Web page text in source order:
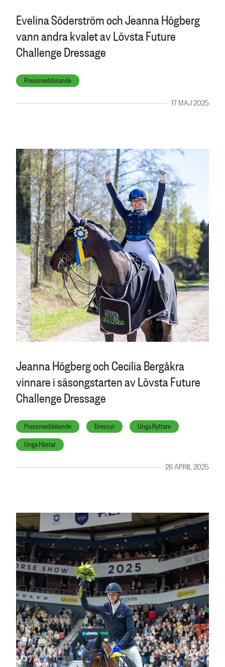
Evelina Söderström och Jeanna Högberg
vann andra kvalet av Lövsta Future
Challenge Dressage
Pressmeddelande
17 MAJ 2025
Jeanna Högberg och Cecilia Bergåkra
vinnare i säsongstarten av Lövsta Future
Challenge Dressage
Pressmeddelande Dressyr
Unga Ryttare
Unga Hästar
26 APRIL 2025